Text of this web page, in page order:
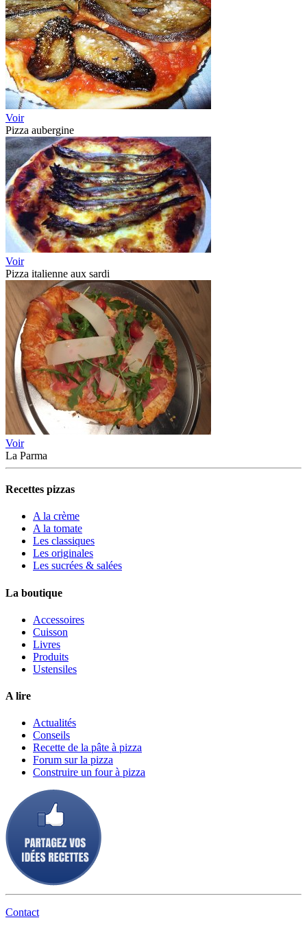
Voir
Pizza aubergine
Voir
Pizza italienne aux sardi
Voir
La Parma
Recettes pizzas
A la crème
A la tomate
Les classiques
Les originales
Les sucrées & salées
La boutique
Accessoires
Cuisson
Livres
Produits
Ustensiles
A lire
Actualités
Conseils
Recette de la pâte à pizza
Forum sur la pizza
Construire un four à pizza
Contact